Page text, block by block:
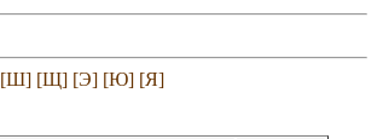
[Ш] [Щ] [Э] [Ю] [Я]